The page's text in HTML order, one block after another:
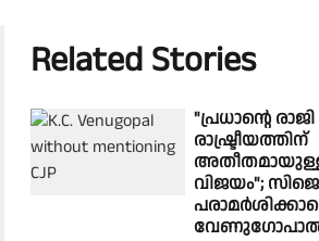
Related Stories
"പ്രധാൻ്റെ
രാഷ്ട്രീയത്തിന്
അതീതമായുള്ള
വിജയം";